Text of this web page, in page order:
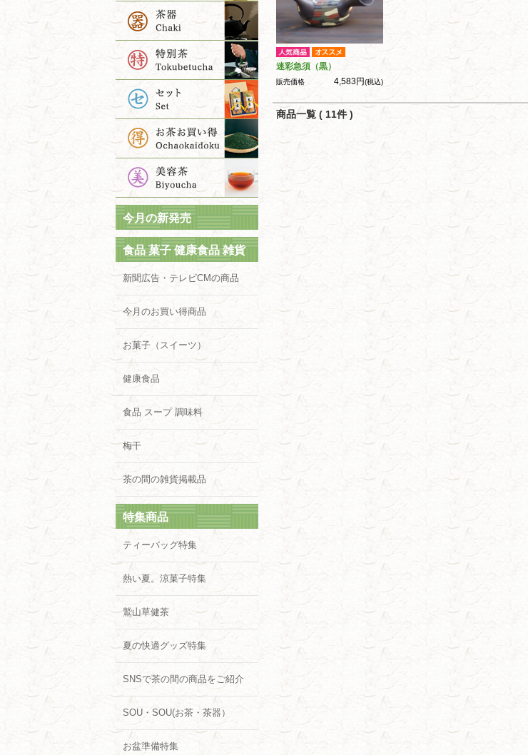
今月の新発売
食品 菓子 健康食品 雑貨
新聞広告・テレビCMの商品
今月のお買い得商品
お菓子（スイーツ）
健康食品
食品 スープ 調味料
梅干
茶の間の雑貨掲載品
特集商品
ティーバッグ特集
熱い夏。涼菓子特集
鷲山草健茶
夏の快適グッズ特集
SNSで茶の間の商品をご紹介
SOU・SOU(お茶・茶器）
お盆準備特集
迷彩急須（黒）
販売価格 4,583円(税込)
商品一覧 ( 11件 )